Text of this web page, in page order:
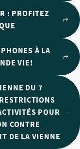
: PROFITEZ
À LA
VIE!
DU 7
POUR
CONTRE
DE LA VIENNE